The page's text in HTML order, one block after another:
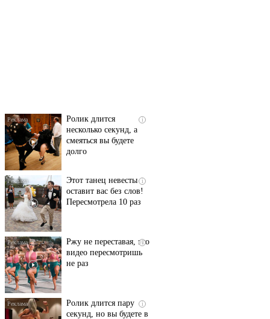
i
Ролик длится
несколько секунд, а
смеяться вы будете
долго
i
Этот танец невесты
оставит вас без слов!
Пересмотрела 10 раз
i
Ржу не переставая, это
видео пересмотришь
не раз
i
Ролик длится пару
секунд, но вы будете в